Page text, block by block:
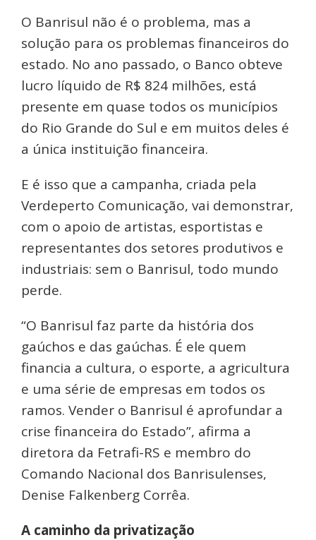
O Banrisul não é o problema, mas a
solução para os problemas financeiros do
estado. No ano passado, o Banco obteve
lucro líquido de R$ 824 milhões, está
presente em quase todos os municípios
do Rio Grande do Sul e em muitos deles é
a única instituição financeira.
E é isso que a campanha, criada pela
Verdeperto Comunicação, vai demonstrar,
com o apoio de artistas, esportistas e
representantes dos setores produtivos e
industriais: sem o Banrisul, todo mundo
perde.
“O Banrisul faz parte da história dos
gaúchos e das gaúchas. É ele quem
financia a cultura, o esporte, a agricultura
e uma série de empresas em todos os
ramos. Vender o Banrisul é aprofundar a
crise financeira do Estado”, afirma a
diretora da Fetrafi-RS e membro do
Comando Nacional dos Banrisulenses,
Denise Falkenberg Corrêa.
A caminho da privatização